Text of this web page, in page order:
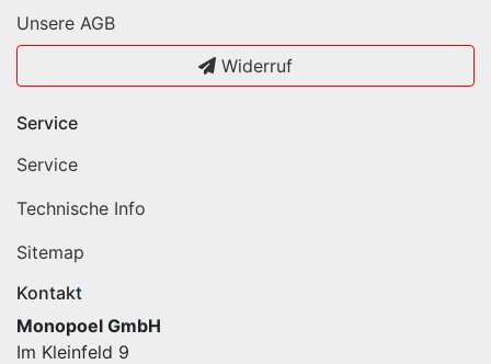
Unsere AGB
Widerruf
Service
Service
Technische Info
Sitemap
Kontakt
Monopoel GmbH
Im Kleinfeld 9